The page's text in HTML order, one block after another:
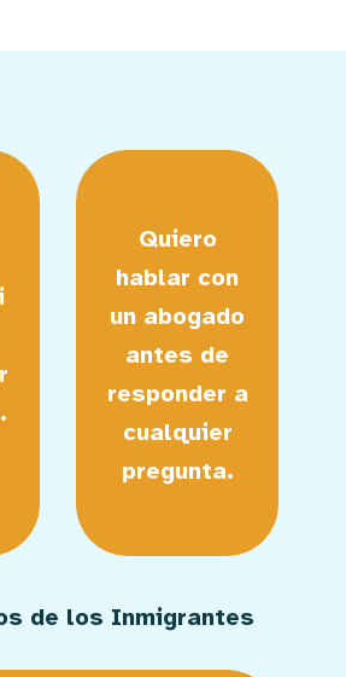
Quiero
hablar con
un abogado
antes de
responder a
cualquier
pregunta.
de los Inmigrantes